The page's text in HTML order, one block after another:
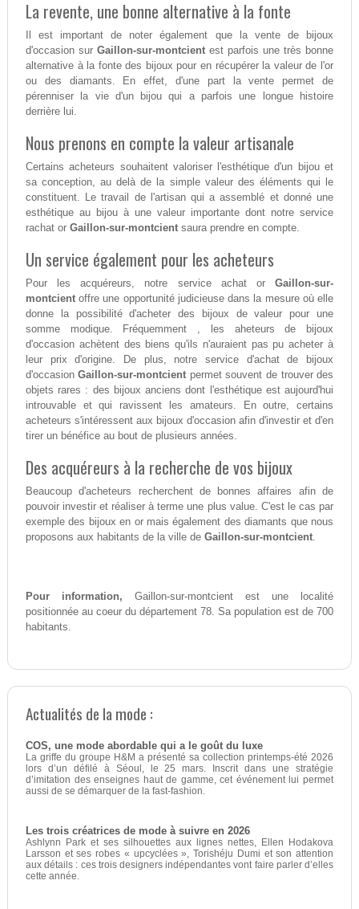
La revente, une bonne alternative à la fonte
Il est important de noter également que la vente de bijoux
d'occasion sur Gaillon-sur-montcientest parfois une très bonne
alternative à la fonte des bijoux pour en récupérer la valeur de l'or
ou des diamants. En effet, d'une part la vente permet de
pérenniser la vie d'un bijou qui a parfois une longue histoire
derrière lui.
Nous prenons en compte la valeur artisanale
Certains acheteurs souhaitent valoriser l'esthétique d'un bijou et
sa conception, au delà de la simple valeur des éléments qui le
constituent. Le travail de l'artisan qui a assemblé et donné une
esthétique au bijou à une valeur importante dont notre service
rachat or Gaillon-sur-montcientsaura prendre en compte.
Un service également pour les acheteurs
Pour les acquéreurs, notre service achat orGaillon-sur-
montcientoffre une opportunité judicieuse dans la mesure où elle
donne la possibilité d'acheter des bijoux de valeur pour une
somme modique. Fréquemment , les aheteurs de bijoux
d'occasion achètent des biens qu'ils n'auraient pas pu acheter à
leur prix d'origine. De plus, notre service d'achat de bijoux
d'occasionGaillon-sur-montcient permet souvent de trouver des
objets rares : des bijoux anciens dont l'esthétique est aujourd'hui
introuvable et qui ravissent les amateurs. En outre, certains
acheteurs s'intéressent aux bijoux d'occasion afin d'investir et d'en
tirer un bénéfice au bout de plusieurs années.
Des acquéreurs à la recherche de vos bijoux
Beaucoup d'acheteurs recherchent de bonnes affaires afin de
pouvoir investir et réaliser à terme une plus value. C'est le cas par
exemple des bijoux en or mais également des diamants que nous
proposons aux habitants de la ville de Gaillon-sur-montcient.
Pour information, Gaillon-sur-montcient est une localité
positionnée au coeur du département 78. Sa population est de 700
habitants.
Actualités de la mode :
COS, une mode abordable qui a le goût du luxe
La griffe du groupe H&M a présenté sa collection printemps-été 2026
lors d’un défilé à Séoul, le 25 mars. Inscrit dans une stratégie
d’imitation des enseignes haut de gamme, cet événement lui permet
aussi de se démarquer de la fast-fashion.
Les trois créatrices de mode à suivre en 2026
Ashlynn Park et ses silhouettes aux lignes nettes, Ellen Hodakova
Larsson et ses robes « upcyclées », Torishéju Dumi et son attention
aux détails : ces trois designers indépendantes vont faire parler d’elles
cette année.